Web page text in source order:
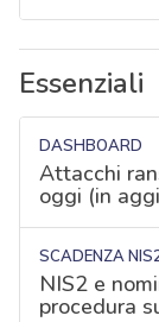
Essenziali
DASHBOARD
Attacchi
oggi (in
SCADENZA
NIS2 e
procedura